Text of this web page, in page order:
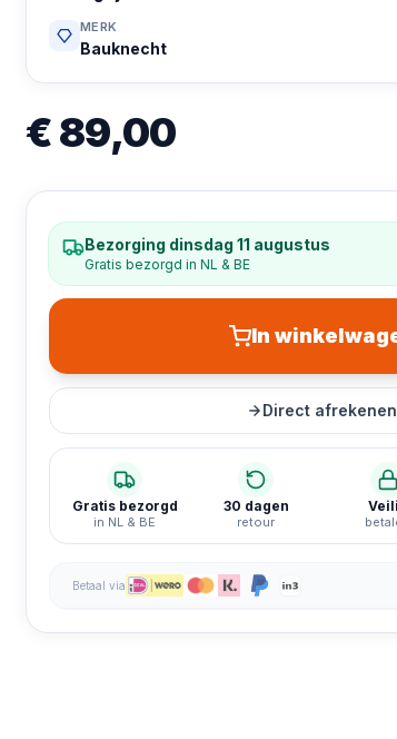
MERK
Bauknecht
€ 89,00
Bezorging dinsdag 11 augustus
Gratis bezorgd in NL & BE
In
Direct afrekenen
Gratis bezorgd
in NL & BE
30 dagen
retour
Betaal via